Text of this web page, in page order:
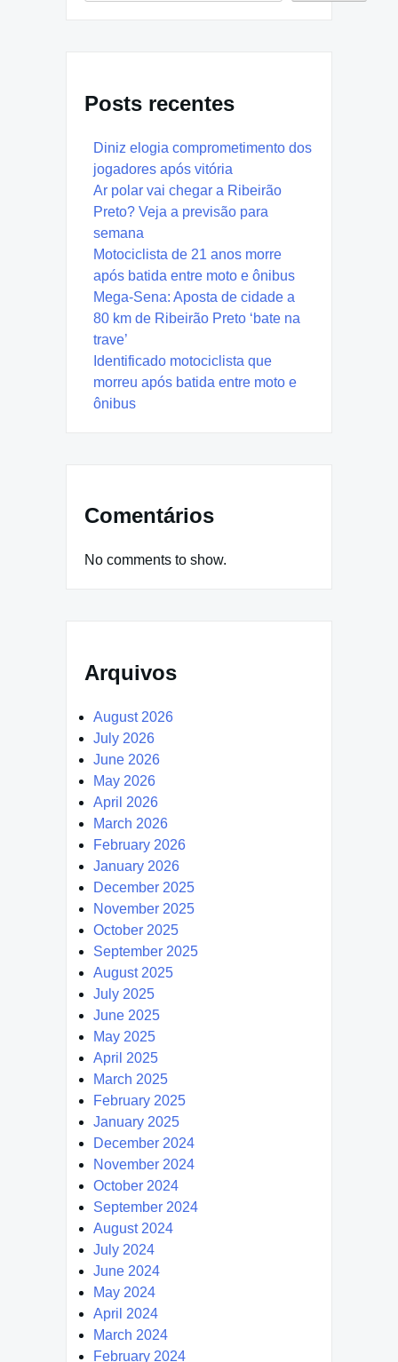
Posts recentes
Diniz elogia comprometimento dos
jogadores após vitória
Ar polar vai chegar a Ribeirão
Preto? Veja a previsão para
semana
Motociclista de 21 anos morre
após batida entre moto e ônibus
Mega-Sena: Aposta de cidade a
80 km de Ribeirão Preto ‘bate na
trave’
Identificado motociclista que
morreu após batida entre moto e
ônibus
Comentários
No comments to show.
Arquivos
August 2026
July 2026
June 2026
May 2026
April 2026
March 2026
February 2026
January 2026
December 2025
November 2025
October 2025
September 2025
August 2025
July 2025
June 2025
May 2025
April 2025
March 2025
February 2025
January 2025
December 2024
November 2024
October 2024
September 2024
August 2024
July 2024
June 2024
May 2024
April 2024
March 2024
February 2024